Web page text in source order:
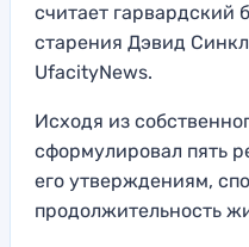
считает гарвардский
старения Дэвид
UfacityNews.
Исходя из
сформулировал пять
его утверждениям,
продолжительность